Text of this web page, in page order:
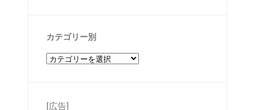
カテゴリー別
[広告]